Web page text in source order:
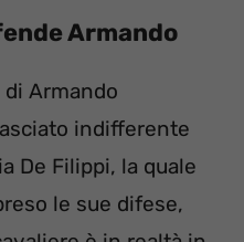
Armando
di Armando
indifferente
De Filippi, la quale
le sue difese,